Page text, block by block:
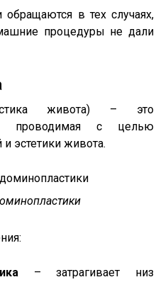
обращаются в тех случаях,
процедуры не дали
живота) – это
проводимая с целью
эстетики живота.
– затрагивает низ